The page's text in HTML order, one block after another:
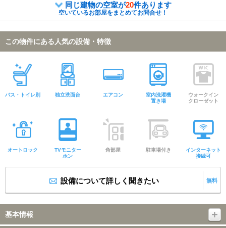
同じ建物の空室が20件あります
空いているお部屋をまとめてお問合せ！
この物件にある人気の設備・特徴
バス・トイレ別 独立洗面台 エアコン
室内洗濯機
置き場
ウォークイン
クローゼット
オートロック
TVモニター
ホン
角部屋 駐車場付き
インターネット
接続可
設備について詳しく聞きたい 無料
基本情報